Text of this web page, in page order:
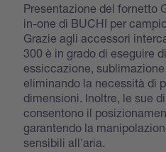
Presentazione del fornetto
in-one di BUCHI per
Grazie agli accessori
300 è in grado di eseguire
essiccazione, sublimazione
eliminando la necessità di
dimensioni. Inoltre, le sue
consentono il
garantendo la
sensibili all'aria.